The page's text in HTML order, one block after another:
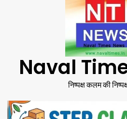
Naval
निष्पक्ष कलम की